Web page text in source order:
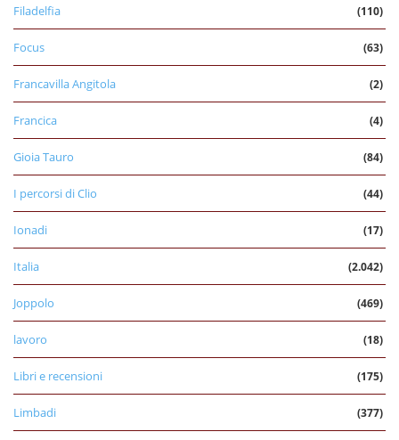
Filadelfia (110)
Focus (63)
Francavilla Angitola (2)
Francica (4)
Gioia Tauro (84)
I percorsi di Clio (44)
Ionadi (17)
Italia (2.042)
Joppolo (469)
lavoro (18)
Libri e recensioni (175)
Limbadi (377)